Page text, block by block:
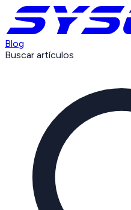
Blog
Buscar artículos